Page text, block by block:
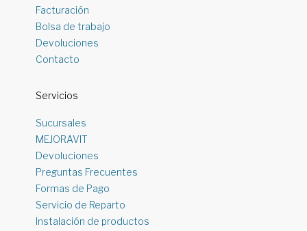
Facturación
Bolsa de trabajo
Devoluciones
Contacto
Servicios
Sucursales
MEJORAVIT
Devoluciones
Preguntas Frecuentes
Formas de Pago
Servicio de Reparto
Instalación de productos